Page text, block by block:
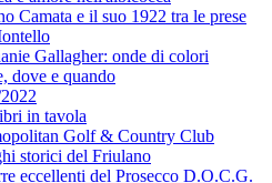
Camata e il suo 1922 tra le prese
Gallagher: onde di colori
dove e quando
in tavola
Golf & Country Club
storici del Friulano
eccellenti del Prosecco D.O.C.G.